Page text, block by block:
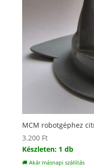
MCM robotgéphez
3.200 Ft
Készleten: 1 db
🚚 Akár másnapi szállítás